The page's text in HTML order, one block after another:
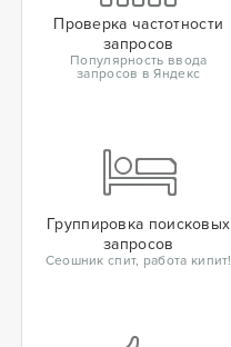
Проверка частотности
запросов
Популярность ввода
запросов в Яндекс
Группировка поисковых
запросов
Сеошник спит, работа кипит!